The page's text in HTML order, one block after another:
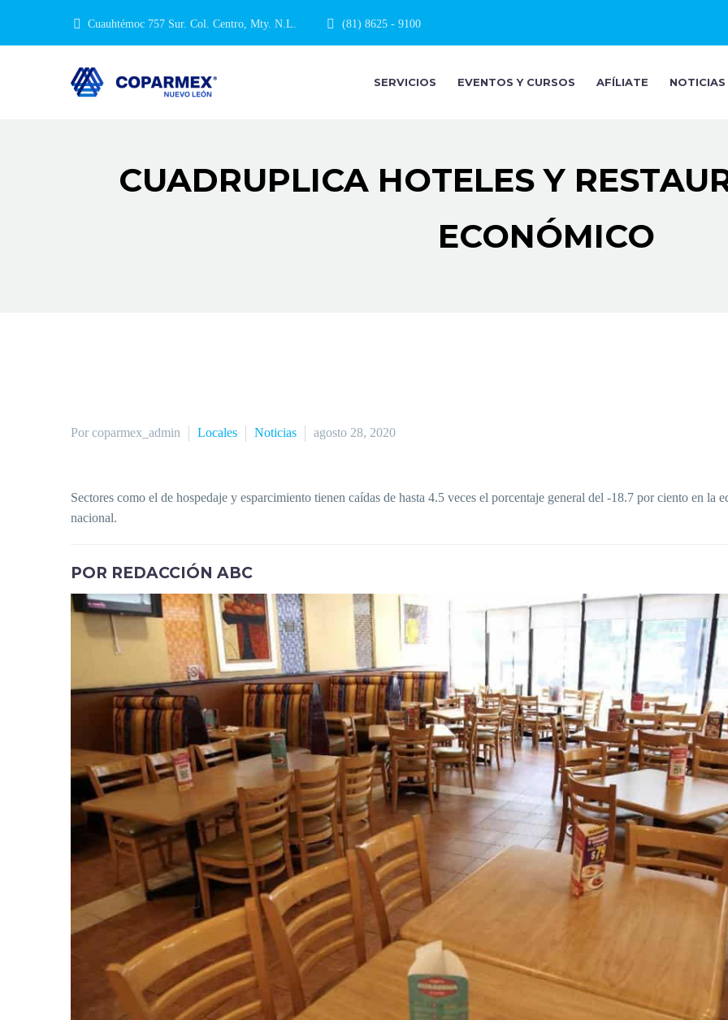
Cuauhtémoc 757 Sur. Col. Centro, Mty. N.L. (81) 8625 - 9100
SERVICIOS EVENTOS Y CURSOS AFÍLIATE NOTICIAS
CUADRUPLICA HOTELES Y
ECONÓMICO
Por coparmex_admin Locales Noticias agosto 28, 2020
Sectores como el de hospedaje y esparcimiento tienen caídas de hasta 4.5 veces el porcentaje general del -18.7 por ciento en la
nacional.
POR REDACCIÓN ABC